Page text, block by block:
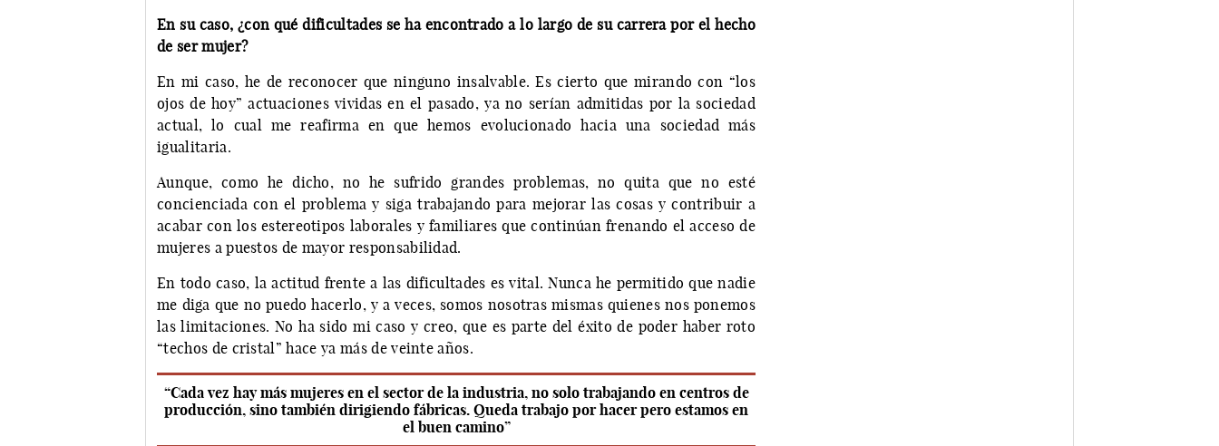
En su caso, ¿con qué dificultades se ha encontrado a lo largo de su carrera por el hecho
de ser mujer?
En mi caso, he de reconocer que ninguno insalvable. Es cierto que mirando con “los
ojos de hoy” actuaciones vividas en el pasado, ya no serían admitidas por la sociedad
actual, lo cual me reafirma en que hemos evolucionado hacia una sociedad más
igualitaria.
Aunque, como he dicho, no he sufrido grandes problemas, no quita que no esté
concienciada con el problema y siga trabajando para mejorar las cosas y contribuir a
acabar con los estereotipos laborales y familiares que continúan frenando el acceso de
mujeres a puestos de mayor responsabilidad.
En todo caso, la actitud frente a las dificultades es vital. Nunca he permitido que nadie
me diga que no puedo hacerlo, y a veces, somos nosotras mismas quienes nos ponemos
las limitaciones. No ha sido mi caso y creo, que es parte del éxito de poder haber roto
“techos de cristal” hace ya más de veinte años.
“Cada vez hay más mujeres en el sector de la industria, no solo trabajando en centros de
producción, sino también dirigiendo fábricas. Queda trabajo por hacer pero estamos en
el buen camino”